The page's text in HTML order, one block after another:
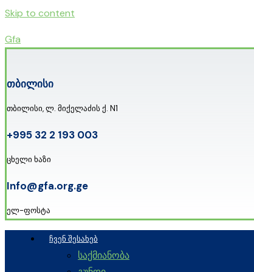
Skip to content
Gfa
თბილისი
თბილისი, ლ. მიქელაძის ქ. N1
+995 32 2 193 003
ცხელი ხაზი
Info@gfa.org.ge
ელ-ფოსტა
ᲩᲕᲔᲜ ᲨᲔᲡᲐᲮᲔᲑ
საქმიანობა